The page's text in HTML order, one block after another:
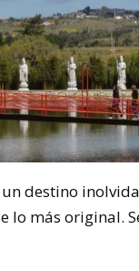
destino
lo más original.